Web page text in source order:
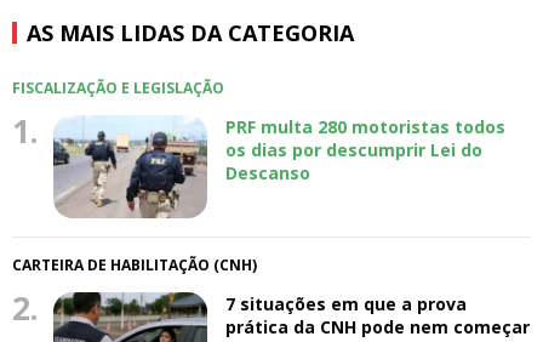
AS MAIS LIDAS DA CATEGORIA
FISCALIZAÇÃO E LEGISLAÇÃO
1.
PRF multa 280 motoristas todos
os dias por descumprir Lei do
Descanso
CARTEIRA DE HABILITAÇÃO (CNH)
2.
7 situações em que a prova
prática da CNH pode nem começar